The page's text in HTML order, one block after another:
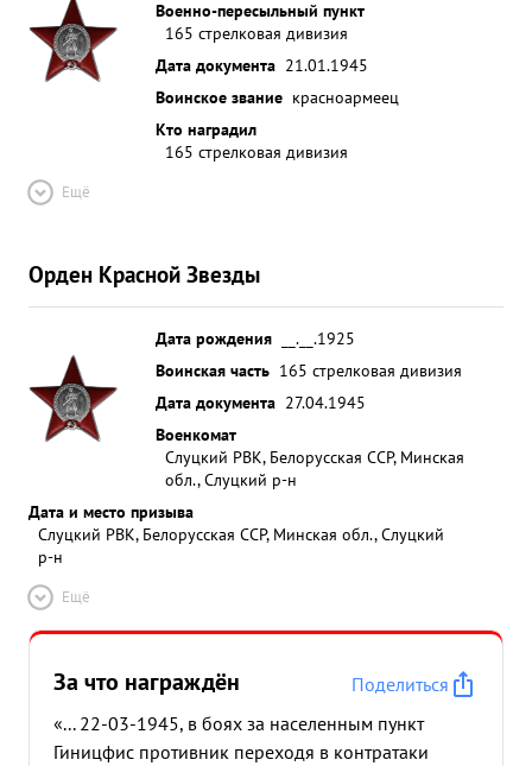
Военно-пересыльный пункт
165 стрелковая дивизия
Дата документа 21.01.1945
Воинское звание красноармеец
Кто наградил
165 стрелковая дивизия
Ещё
Орден Красной Звезды
Дата рождения
__.__.1925
Воинская часть 165 стрелковая дивизия
Дата документа 27.04.1945
Военкомат
Слуцкий РВК, Белорусская ССР, Минская
обл., Слуцкий р-н
Дата и место призыва
Слуцкий РВК, Белорусская ССР, Минская обл., Слуцкий
р-н
Ещё
За что награждён
Поделиться
«... 22-03-1945, в боях за населенным пункт
Гиницфис противник переходя в контратаки